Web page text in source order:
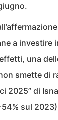
a investire
una
smette di
2025” di
sul